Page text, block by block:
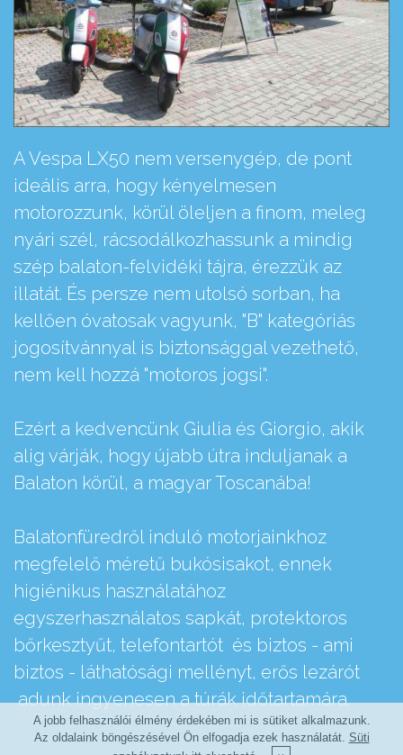
A Vespa LX50 nem versenygép, de pont
ideális arra, hogy kényelmesen
motorozzunk, körül öleljen a finom, meleg
nyári szél, rácsodálkozhassunk a mindig
szép balaton-felvidéki tájra, érezzük az
illatát. És persze nem utolsó sorban, ha
kellően óvatosak vagyunk, "B" kategóriás
jogosítvánnyal is biztonsággal vezethető,
nem kell hozzá "motoros jogsi".
Ezért a kedvencünk Giulia és Giorgio, akik
alig várják, hogy újabb útra induljanak a
Balaton körül, a magyar Toscanába!
Balatonfüredről induló motorjainkhoz
megfelelő méretű bukósisakot, ennek
higiénikus használatához
egyszerhasználatos sapkát, protektoros
bőrkesztyűt, telefontartót és biztos - ami
biztos - láthatósági mellényt, erős lezárót
adunk ingyenesen a túrák időtartamára.
A jobb felhasználói élmény érdekében mi is sütiket alkalmazunk.
Az oldalaink böngészésével Ön elfogadja ezek használatát. Süti